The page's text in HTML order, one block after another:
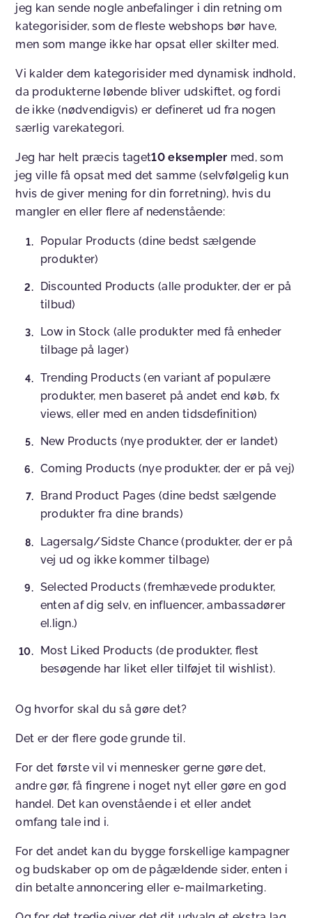
jeg kan sende nogle anbefalinger i din retning om
kategorisider, som de fleste webshops bør have,
men som mange ikke har opsat eller skilter med.
Vi kalder dem kategorisider med dynamisk indhold,
da produkterne løbende bliver udskiftet, og fordi
de ikke (nødvendigvis) er defineret ud fra nogen
særlig varekategori.
Jeg har helt præcis taget10 eksempler med, som
jeg ville få opsat med det samme (selvfølgelig kun
hvis de giver mening for din forretning), hvis du
mangler en eller flere af nedenstående:
Popular Products (dine bedst sælgende
produkter)
Discounted Products (alle produkter, der er på
tilbud)
Low in Stock (alle produkter med få enheder
tilbage på lager)
Trending Products (en variant af populære
produkter, men baseret på andet end køb, fx
views, eller med en anden tidsdefinition)
New Products (nye produkter, der er landet)
Coming Products (nye produkter, der er på vej)
Brand Product Pages (dine bedst sælgende
produkter fra dine brands)
Lagersalg/Sidste Chance (produkter, der er på
vej ud og ikke kommer tilbage)
Selected Products (fremhævede produkter,
enten af dig selv, en influencer, ambassadører
el.lign.)
Most Liked Products (de produkter, flest
besøgende har liket eller tilføjet til wishlist).
Og hvorfor skal du så gøre det?
Det er der flere gode grunde til.
For det første vil vi mennesker gerne gøre det,
andre gør, få fingrene i noget nyt eller gøre en god
handel. Det kan ovenstående i et eller andet
omfang tale ind i.
For det andet kan du bygge forskellige kampagner
og budskaber op om de pågældende sider, enten i
din betalte annoncering eller e-mailmarketing.